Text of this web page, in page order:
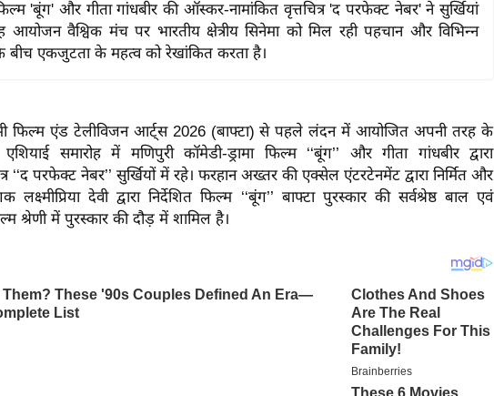
'बूंग' और गीता गांधबीर की ऑस्कर-नामांकित वृत्तचित्र 'द परफेक्ट नेबर' ने सुर्खियां
आयोजन वैश्विक मंच पर भारतीय क्षेत्रीय सिनेमा को मिल रही पहचान और विभिन्न
बीच एकजुटता के महत्व को रेखांकित करता है।
फिल्म एंड टेलीविजन आर्ट्स 2026 (बाफ्टा) से पहले लंदन में आयोजित अपनी तरह के
समारोह में मणिपुरी कॉमेडी-ड्रामा फिल्म ‘‘बूंग’’ और गीता गांधबीर द्वारा
‘‘द परफेक्ट नेबर’’ सुर्खियों में रहे। फरहान अख्तर की एक्सेल एंटरटेनमेंट द्वारा निर्मित और
लक्ष्मीप्रिया देवी द्वारा निर्देशित फिल्म ‘‘बूंग’’ बाफ्टा पुरस्कार की सर्वश्रेष्ठ बाल एवं
श्रेणी में पुरस्कार की दौड़ में शामिल है।